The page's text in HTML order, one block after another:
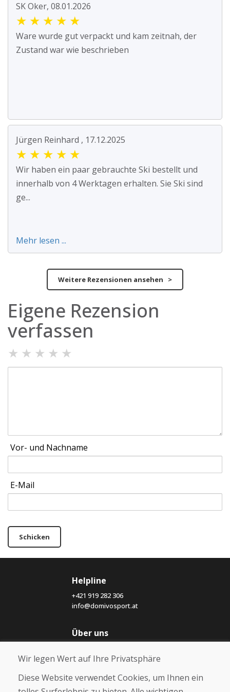
SK Oker, 08.01.2026
★ ★ ★ ★ ★
Ware wurde gut verpackt und kam zeitnah, der
Zustand war wie beschrieben
Jürgen Reinhard , 17.12.2025
★ ★ ★ ★ ★
Wir haben ein paar gebrauchte Ski bestellt und
innerhalb von 4 Werktagen erhalten. Sie Ski sind
ge...
Mehr lesen ...
Weitere Rezensionen ansehen >
Eigene Rezension
verfassen
★ ★ ★ ★ ★
Vor- und Nachname
E-Mail
Schicken
Helpline
+421 919 282 306
info@domivosport.at
Über uns
Über uns
Kontakt
Wir legen Wert auf Ihre Privatsphäre
Diese Website verwendet Cookies, um Ihnen ein